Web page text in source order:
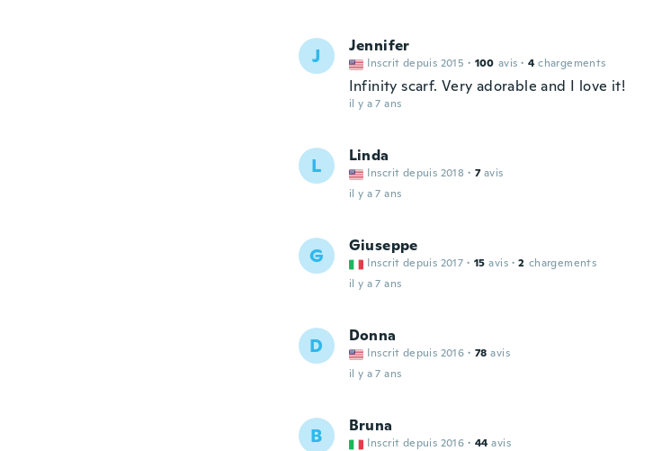
J Jennifer
Inscrit depuis 2015 · 100 avis · 4 chargements
Infinity scarf. Very adorable and I love it!
il y a 7 ans
L Linda
Inscrit depuis 2018 · 7 avis
il y a 7 ans
G Giuseppe
Inscrit depuis 2017 · 15 avis · 2 chargements
il y a 7 ans
D Donna
Inscrit depuis 2016 · 78 avis
il y a 7 ans
B Bruna
Inscrit depuis 2016 · 44 avis